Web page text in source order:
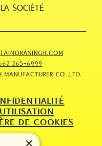
SOCIÉTÉ
DE COOKIES
265-6999
MANUFACTURER CO.,LTD.